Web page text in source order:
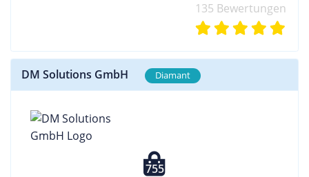
135 Bewertungen
DM Solutions GmbH Diamant
755